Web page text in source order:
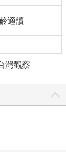
適讀
灣觀察